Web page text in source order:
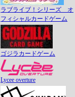
ラブライブ！シリーズ オ
フィシャルカードゲーム
ゴジラカードゲーム
Lycee overture